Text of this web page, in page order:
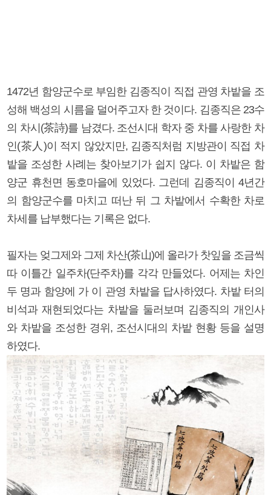
1472년 함양군수로 부임한 김종직이 직접 관영 차밭을 조
성해 백성의 시름을 덜어주고자 한 것이다. 김종직은 23수
의 차시(茶詩)를 남겼다. 조선시대 학자 중 차를 사랑한 차
인(茶人)이 적지 않았지만, 김종직처럼 지방관이 직접 차
밭을 조성한 사례는 찾아보기가 쉽지 않다. 이 차밭은 함
양군 휴천면 동호마을에 있었다. 그런데 김종직이 4년간
의 함양군수를 마치고 떠난 뒤 그 차밭에서 수확한 차로
차세를 납부했다는 기록은 없다.
필자는 엊그제와 그제 차산(茶山)에 올라가 찻잎을 조금씩
따 이틀간 일주차(단주차)를 각각 만들었다. 어제는 차인
두 명과 함양에 가 이 관영 차밭을 답사하였다. 차밭 터의
비석과 재현되었다는 차밭을 둘러보며 김종직의 개인사
와 차밭을 조성한 경위, 조선시대의 차밭 현황 등을 설명
하였다.